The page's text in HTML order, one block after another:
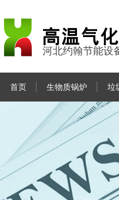
河北约翰节能设
首页 生物质锅炉 垃